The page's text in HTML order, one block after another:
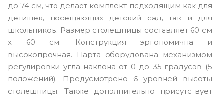
до 74 см, что делает комплект подходящим как для
детишек, посещающих детский сад, так и для
школьников. Размер столешницы составляет 60 см
х 60 см. Конструкция эргономична и
высокопрочная. Парта оборудована механизмом
регулировки угла наклона от 0 до 35 градусов (5
положений). Предусмотрено 6 уровней высоты
столешницы. Также дополнительно присутствует